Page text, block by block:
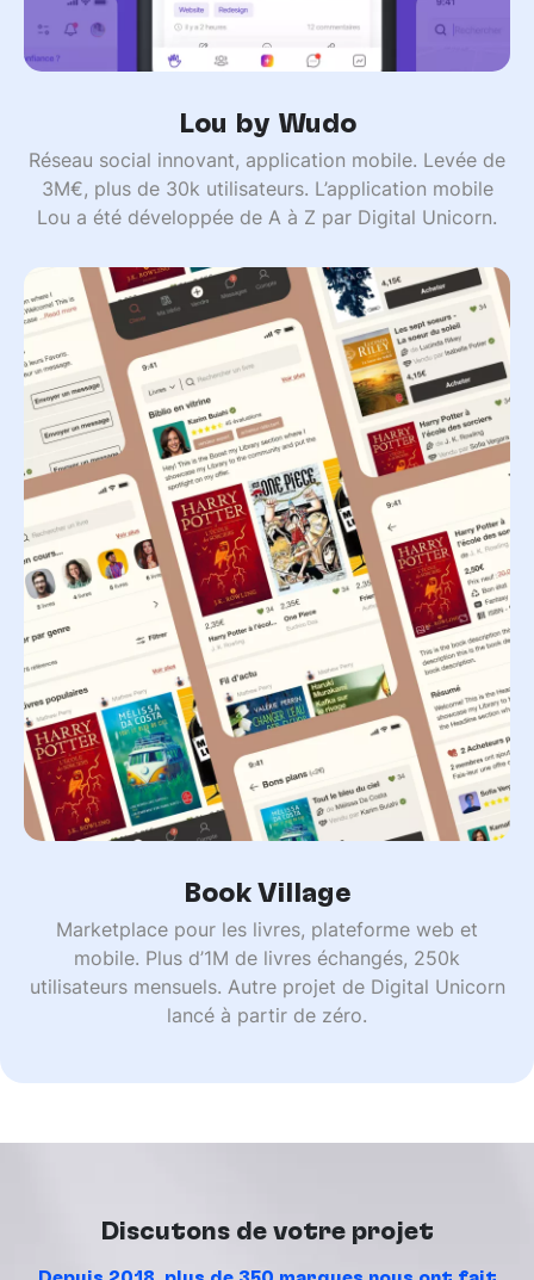
Lou by Wudo
Réseau social innovant, application mobile. Levée de
3M€, plus de 30k utilisateurs. L’application mobile
Lou a été développée de A à Z par Digital Unicorn.
Book Village
Marketplace pour les livres, plateforme web et
mobile. Plus d’1M de livres échangés, 250k
utilisateurs mensuels. Autre projet de Digital Unicorn
lancé à partir de zéro.
Discutons de votre projet